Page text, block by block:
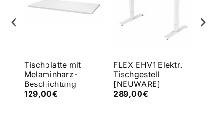
Tischplatte mit
Melaminharz-
Beschichtung
129,00€
FLEX EHV1 Elektr.
Tischgestell
[NEUWARE]
289,00€